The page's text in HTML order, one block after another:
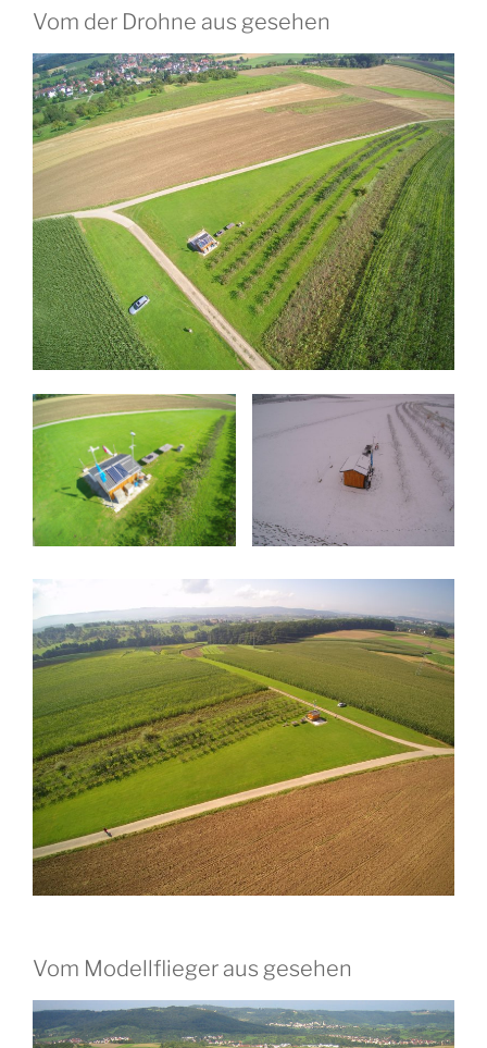
Vom der Drohne aus gesehen
Vom Modellflieger aus gesehen